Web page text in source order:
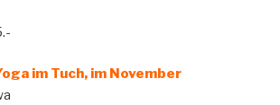
im Tuch, im November